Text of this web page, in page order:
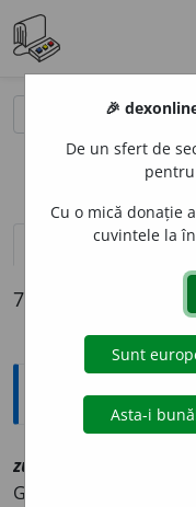
definiții (7)
7 definiții pentru
Explicative
zuz, ~ă
Gălăgie (
🎉
De un sfert de
Cu o mică donație
cuvintele la